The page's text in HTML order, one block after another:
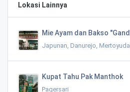
Lokasi Lainnya
Mie Ayam dan Bakso
Japunan, Danurejo,
Kupat Tahu Pak Manthok
Pagersari